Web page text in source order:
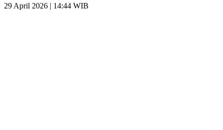
29 April 2026 | 14:44 WIB